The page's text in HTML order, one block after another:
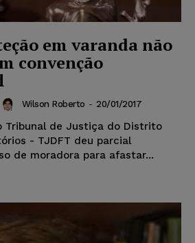
em varanda não
convenção
Wilson Roberto - 20/01/2017
Tribunal de Justiça do Distrito
- TJDFT deu parcial
de moradora para afastar...